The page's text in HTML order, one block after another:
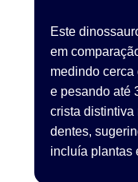
Este
em
medindo cerca
e pesando até
crista distintiva
dentes,
incluía plantas